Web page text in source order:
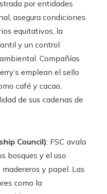
por entidades
asegura condiciones
equitativos, la
y un control
Compañías
emplean el sello
café y cacao,
de sus cadenas de
Council): FSC avala
bosques y el uso
y papel. Las
como la